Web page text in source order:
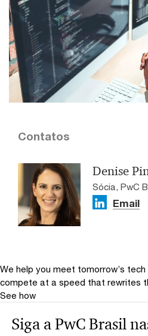
Contatos
Denise
Sócia, PwC
Email
We help you meet tomorrow’s
compete at a speed that rewrites
See how
Siga a PwC Brasil